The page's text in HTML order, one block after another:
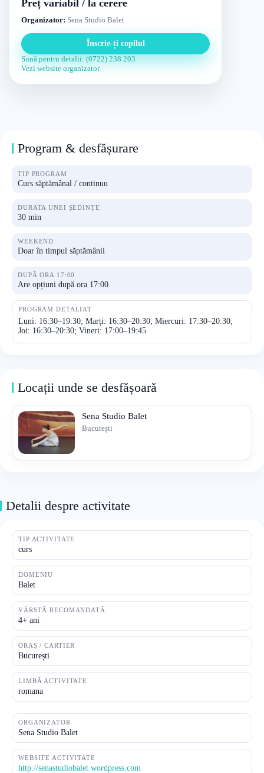
Preț variabil / la cerere
Organizator: Sena Studio Balet
Înscrie-ți copilul
Sună pentru detalii: (0722) 238 203
Vezi website organizator
Program & desfășurare
TIP PROGRAM
Curs săptămânal / continuu
DURATA UNEI ȘEDINȚE
30 min
WEEKEND
Doar în timpul săptămânii
DUPĂ ORA 17:00
Are opțiuni după ora 17:00
PROGRAM DETALIAT
Luni: 16:30–19:30; Marți: 16:30–20:30; Miercuri: 17:30–20:30;
Joi: 16:30–20:30; Vineri: 17:00–19:45
Locații unde se desfășoară
Sena Studio Balet
București
Detalii despre activitate
TIP ACTIVITATE
curs
DOMENIU
Balet
VÂRSTĂ RECOMANDATĂ
4+ ani
ORAȘ / CARTIER
București
LIMBĂ ACTIVITATE
romana
ORGANIZATOR
Sena Studio Balet
WEBSITE ACTIVITATE
http://senastudiobalet.wordpress.com